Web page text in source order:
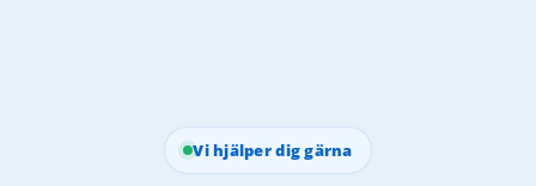
Vi hjälper dig gärna